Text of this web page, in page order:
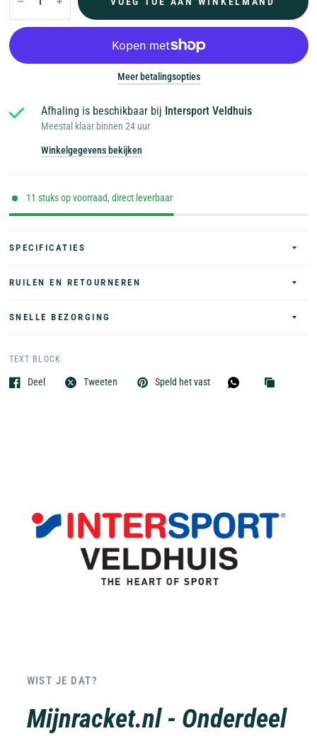
Meer betalingsopties
Afhaling is beschikbaar bij Intersport Veldhuis
Meestal klaar binnen 24 uur
Winkelgegevens bekijken
11 stuks op voorraad, direct leverbaar
SPECIFICATIES
RUILEN EN RETOURNEREN
SNELLE BEZORGING
TEXT BLOCK
Deel Tweeten Speld het vast
WIST JE DAT?
Mijnracket.nl - Onderdeel